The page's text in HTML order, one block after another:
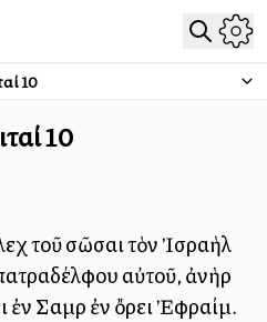
10
10
τοῦ σῶσαι τὸν Ἰσραὴλ
αὐτοῦ, ἀνὴρ
ἐν Σαμὶρ ἐν ὄρει Ἐφραίμ.